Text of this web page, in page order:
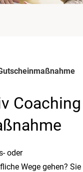
Coaching
oder
Wege gehen? Sie